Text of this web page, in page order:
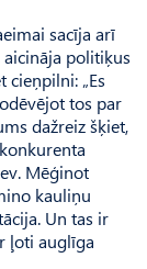
sacīja arī
aicināja politiķus
„Es
tos par
dažreiz šķiet,
Mēģinot
kauliņu
Un tas ir
ļoti auglīga